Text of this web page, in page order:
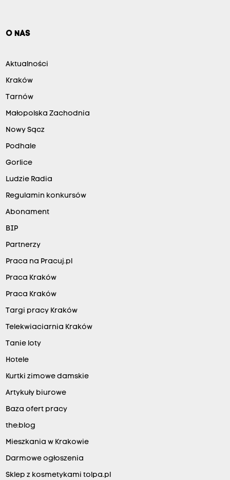
O NAS
Aktualności
Kraków
Tarnów
Małopolska Zachodnia
Nowy Sącz
Podhale
Gorlice
Ludzie Radia
Regulamin konkursów
Abonament
BIP
Partnerzy
Praca na Pracuj.pl
Praca Kraków
Praca Kraków
Targi pracy Kraków
Telekwiaciarnia Kraków
Tanie loty
Hotele
Kurtki zimowe damskie
Artykuły biurowe
Baza ofert pracy
the:blog
Mieszkania w Krakowie
Darmowe ogłoszenia
Sklep z kosmetykami tolpa.pl